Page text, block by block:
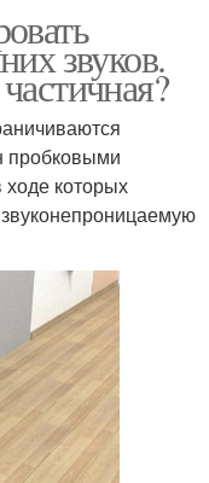
звуков.
пробковыми
которых